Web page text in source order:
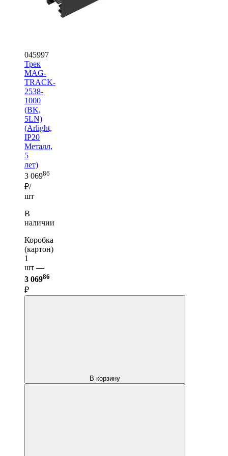
045997
Трек
MAG-
TRACK-
2538-
1000
(BK,
5LN)
(Arlight,
IP20
Металл,
5
лет)
3 06986
₽/
шт
В
наличии
Коробка
(картон)
1
шт —
3 06986
₽
В корзину